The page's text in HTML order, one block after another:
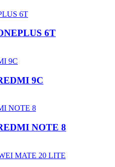
6T
9C
NOTE 8